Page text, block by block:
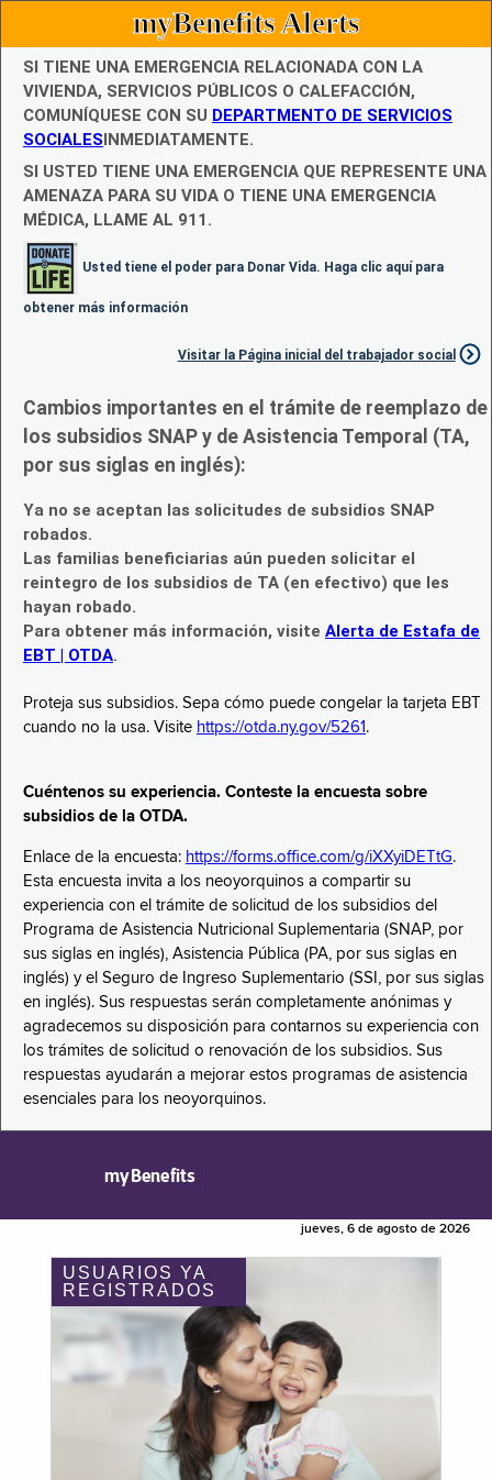
myBenefits Alerts
SI TIENE UNA EMERGENCIA RELACIONADA CON LA
VIVIENDA, SERVICIOS PÚBLICOS O CALEFACCIÓN,
COMUNÍQUESE CON SU DEPARTMENTO DE SERVICIOS
SOCIALESINMEDIATAMENTE.
SI USTED TIENE UNA EMERGENCIA QUE REPRESENTE UNA
AMENAZA PARA SU VIDA O TIENE UNA EMERGENCIA
MÉDICA, LLAME AL 911.
Usted tiene el poder para Donar Vida. Haga clic aquí para
obtener más información
Visitar la Página inicial del trabajador social
Cambios importantes en el trámite de reemplazo de
los subsidios SNAP y de Asistencia Temporal (TA,
por sus siglas en inglés):
Ya no se aceptan las solicitudes de subsidios SNAP
robados.
Las familias beneficiarias aún pueden solicitar el
reintegro de los subsidios de TA (en efectivo) que les
hayan robado.
Para obtener más información, visite Alerta de Estafa de
EBT | OTDA.
Proteja sus subsidios. Sepa cómo puede congelar la tarjeta EBT
cuando no la usa. Visite https://otda.ny.gov/5261 .
Cuéntenos su experiencia. Conteste la encuesta sobre
subsidios de la OTDA.
Enlace de la encuesta: https://forms.office.com/g/iXXyiDETtG.
Esta encuesta invita a los neoyorquinos a compartir su
experiencia con el trámite de solicitud de los subsidios del
Programa de Asistencia Nutricional Suplementaria (SNAP, por
sus siglas en inglés), Asistencia Pública (PA, por sus siglas en
inglés) y el Seguro de Ingreso Suplementario (SSI, por sus siglas
en inglés). Sus respuestas serán completamente anónimas y
agradecemos su disposición para contarnos su experiencia con
los trámites de solicitud o renovación de los subsidios. Sus
respuestas ayudarán a mejorar estos programas de asistencia
esenciales para los neoyorquinos.
myBenefits
jueves, 6 de agosto de 2026
USUARIOS YA
REGISTRADOS